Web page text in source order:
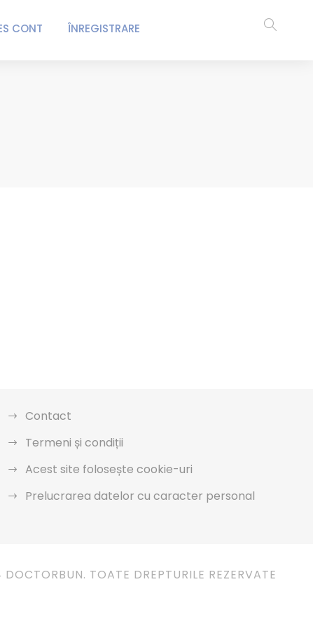
CONT ÎNREGISTRARE
Contact
Termeni și condiții
Acest site folosește cookie-uri
Prelucrarea datelor cu caracter personal
TOATE DREPTURILE REZERVATE